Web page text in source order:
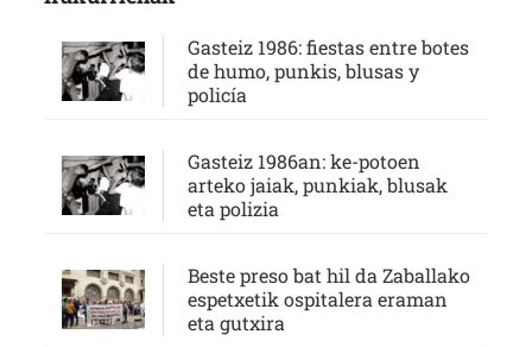
Gasteiz 1986: fiestas entre botes
de humo, punkis, blusas y
policía
Gasteiz 1986an: ke-potoen
arteko jaiak, punkiak, blusak
eta polizia
Beste preso bat hil da Zaballako
espetxetik ospitalera eraman
eta gutxira